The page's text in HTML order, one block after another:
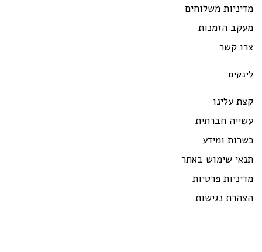
משלוחים
הזמנות
קשר
עלינו
חברתית
ומידע
שימוש באתר
פרטיות
נגישות